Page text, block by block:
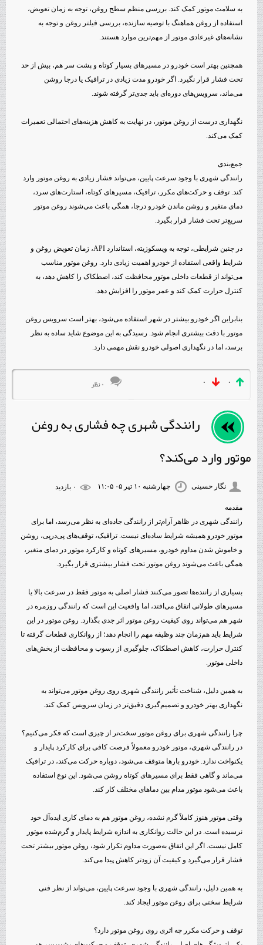
به سلامت موتور کمک کند. بررسی منظم سطح روغن، توجه به زمان تعویض،
استفاده از روغن هماهنگ با توصیه سازنده، بررسی فیلتر روغن و توجه به
نشانه‌های غیرعادی موتور از مهم‌ترین موارد هستند.
همچنین بهتر است خودرو در مسیرهای بسیار کوتاه و پشت سر هم، بیش از حد
تحت فشار قرار نگیرد. اگر خودرو مدت زیادی در ترافیک یا درجا روشن
می‌ماند، سرویس‌های دوره‌ای باید جدی‌تر گرفته شوند.
نگهداری درست از روغن موتور، در نهایت به کاهش هزینه‌های احتمالی تعمیرات
کمک می‌کند.
جمع‌بندی
رانندگی شهری با وجود سرعت پایین، می‌تواند فشار زیادی به روغن موتور وارد
کند. توقف و حرکت‌های مکرر، ترافیک، مسیرهای کوتاه، استارت‌های سرد،
دمای متغیر و روشن ماندن خودرو درجا، همگی باعث می‌شوند روغن موتور
سریع‌تر تحت فشار قرار بگیرد.
در چنین شرایطی، توجه به ویسکوزیته، استاندارد API، زمان تعویض روغن و
شرایط واقعی استفاده از خودرو اهمیت زیادی دارد. روغن موتور مناسب
می‌تواند از قطعات داخلی موتور محافظت کند، اصطکاک را کاهش دهد، به
کنترل حرارت کمک کند و عمر موتور را افزایش دهد.
بنابراین اگر خودرو بیشتر در شهر استفاده می‌شود، بهتر است سرویس روغن
موتور با دقت بیشتری انجام شود. رسیدگی به این موضوع شاید ساده به نظر
برسد، اما در نگهداری اصولی خودرو نقش مهمی دارد.
۰ ۰ ۰ نظر
رانندگی شهری چه فشاری به روغن
موتور وارد می‌کند؟
نگار حسینی چهارشنبه ۱۰ تیر ۰۵ ۱۱:۰۵
مقدمه
رانندگی شهری در ظاهر آرام‌تر از رانندگی جاده‌ای به نظر می‌رسد، اما برای
موتور خودرو همیشه شرایط ساده‌ای نیست. ترافیک، توقف‌های پی‌درپی، روشن
و خاموش شدن مداوم خودرو، مسیرهای کوتاه و کارکرد موتور در دمای متغیر،
همگی باعث می‌شوند روغن موتور تحت فشار بیشتری قرار بگیرد.
بسیاری از راننده‌ها تصور می‌کنند فشار اصلی به موتور فقط در سرعت بالا یا
مسیرهای طولانی اتفاق می‌افتد، اما واقعیت این است که رانندگی روزمره در
شهر هم می‌تواند روی کیفیت روغن موتور اثر جدی بگذارد. روغن موتور در این
شرایط باید هم‌زمان چند وظیفه مهم را انجام دهد؛ از روانکاری قطعات گرفته تا
کنترل حرارت، کاهش اصطکاک، جلوگیری از رسوب و محافظت از بخش‌های
داخلی موتور.
به همین دلیل، شناخت تأثیر رانندگی شهری روی روغن موتور می‌تواند به
نگهداری بهتر خودرو و تصمیم‌گیری دقیق‌تر در زمان سرویس کمک کند.
چرا رانندگی شهری برای روغن موتور سخت‌تر از چیزی است که فکر می‌کنیم؟
در رانندگی شهری، موتور خودرو معمولاً فرصت کافی برای کارکرد پایدار و
یکنواخت ندارد. خودرو بارها متوقف می‌شود، دوباره حرکت می‌کند، در ترافیک
می‌ماند و گاهی فقط برای مسیرهای کوتاه روشن می‌شود. این نوع استفاده
باعث می‌شود موتور مدام بین دماهای مختلف کار کند.
وقتی موتور هنوز کاملاً گرم نشده، روغن موتور هم به دمای کاری ایده‌آل خود
نرسیده است. در این حالت روانکاری به اندازه شرایط پایدار و گرم‌شده موتور
کامل نیست. اگر این اتفاق به‌صورت مداوم تکرار شود، روغن موتور بیشتر تحت
فشار قرار می‌گیرد و کیفیت آن زودتر کاهش پیدا می‌کند.
به همین دلیل، رانندگی شهری با وجود سرعت پایین، می‌تواند از نظر فنی
شرایط سختی برای روغن موتور ایجاد کند.
توقف و حرکت مکرر چه اثری روی روغن موتور دارد؟